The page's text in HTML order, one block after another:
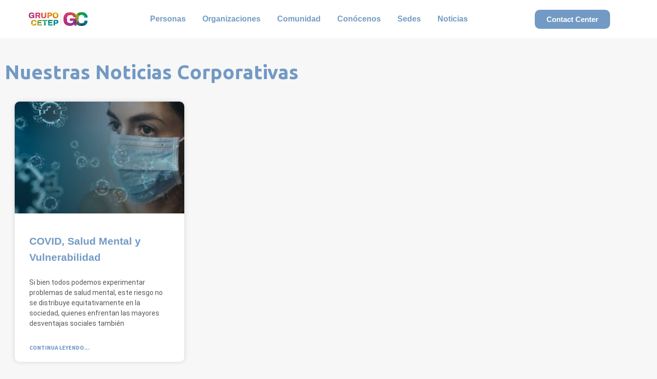
Personas Organizaciones Comunidad Conócenos Sedes Noticias Contact Center
Nuestras Noticias Corporativas
COVID, Salud Mental y
Vulnerabilidad
Si bien todos podemos experimentar
problemas de salud mental, este riesgo no
se distribuye equitativamente en la
sociedad, quienes enfrentan las mayores
desventajas sociales también
CONTINUA LEYENDO...